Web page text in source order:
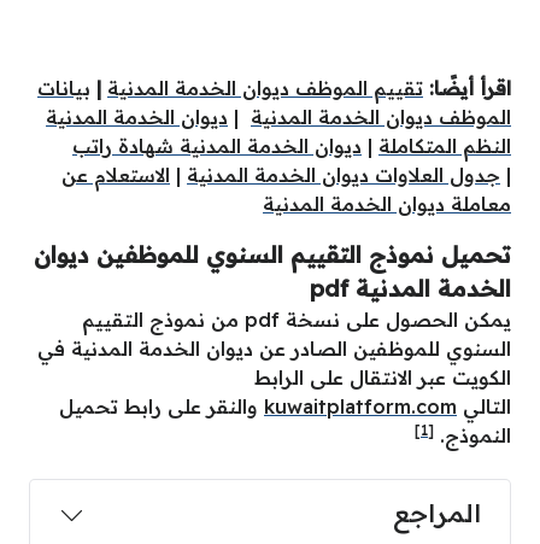
اقرأ أيضًا: تقييم الموظف ديوان الخدمة المدنية | بيانات
الموظف ديوان الخدمة المدنية | ديوان الخدمة المدنية
النظم المتكاملة | ديوان الخدمة المدنية شهادة راتب
| جدول العلاوات ديوان الخدمة المدنية | الاستعلام عن
معاملة ديوان الخدمة المدنية
تحميل نموذج التقييم السنوي للموظفين ديوان
الخدمة المدنية pdf
يمكن الحصول على نسخة pdf من نموذج التقييم
السنوي للموظفين الصادر عن ديوان الخدمة المدنية في
الكويت عبر الانتقال على الرابط
التالي kuwaitplatform.com والنقر على رابط تحميل
النموذج. [1]
المراجع